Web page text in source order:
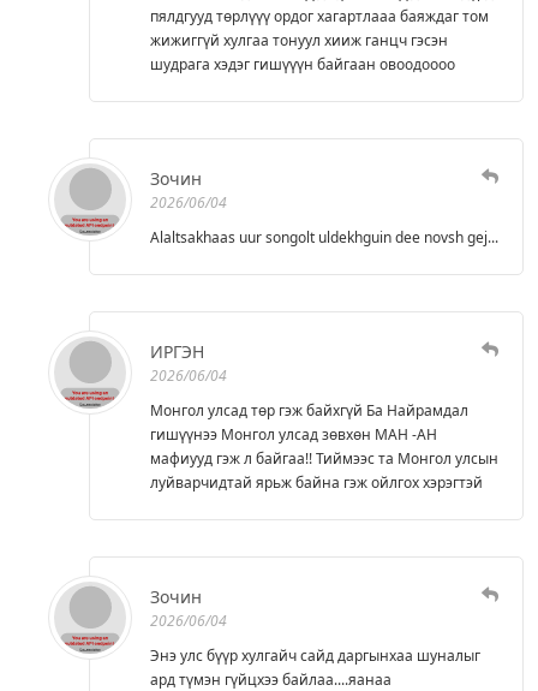
пялдгууд төрлүүү ордог хагартлааа баяждаг том
жижиггүй хулгаа тонуул хииж ганцч гэсэн
шудрага хэдэг гишүүүн байгаан овоодоооо
Зочин
2026/06/04
Alaltsakhaas uur songolt uldekhguin dee novsh gej...
ИРГЭН
2026/06/04
Монгол улсад төр гэж байхгүй Ба Найрамдал
гишүүнээ Монгол улсад зөвхөн МАН -АН
мафиууд гэж л байгаа!! Тиймээс та Монгол улсын
луйварчидтай ярьж байна гэж ойлгох хэрэгтэй
Зочин
2026/06/04
Энэ улс бүүр хулгайч сайд даргынхаа шуналыг
ард түмэн гүйцхээ байлаа....яанаа